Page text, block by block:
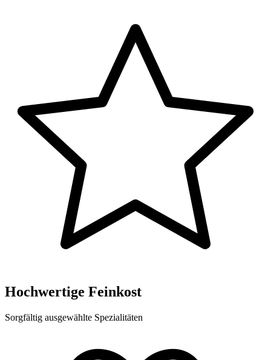
Hochwertige Feinkost
Sorgfältig ausgewählte Spezialitäten